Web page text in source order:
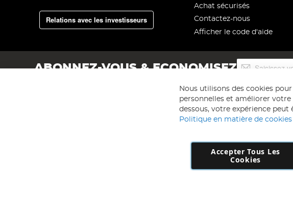
Relations avec les investisseurs
Achat sécurisés
Contactez-nous
Afficher le code d'aide
ABONNEZ-VOUS & ECONOMISEZ
lettre
d’information
:
Copyright
Nous utilisons des cookies
personnelles et améliorer votre
dessous, votre expérience peut
Politique en matière de cookies
Accepter Tous Les
Cookies